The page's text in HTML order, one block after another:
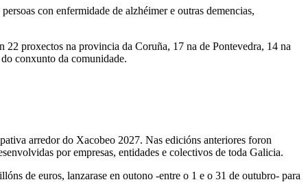
con enfermidade de alzhéimer e outras demencias,
proxectos na provincia da Coruña, 17 na de Pontevedra, 14 na
conxunto da comunidade.
arredor do Xacobeo 2027. Nas edicións anteriores foron
por empresas, entidades e colectivos de toda Galicia.
de euros, lanzarase en outono -entre o 1 e o 31 de outubro- para